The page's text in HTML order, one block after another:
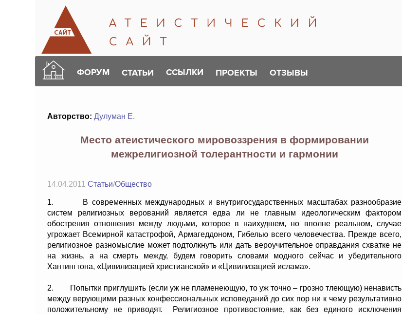
ФОРУМ СТАТЬИ ССЫЛКИ ПРОЕКТЫ ОТЗЫВЫ
Авторство: Дулуман Е.
Место атеистического мировоззрения в формировании
межрелигиозной толерантности и гармонии
14.04.2011 Статьи/Общество
1. В современных международных и внутригосударственных масштабах разнообразие
систем религиозных верований является едва ли не главным идеологическим фактором
обострения отношения между людьми, которое в наихудшем, но вполне реальном, случае
угрожает Всемирной катастрофой, Армагеддоном, Гибелью всего человечества. Прежде всего,
религиозное разномыслие может подтолкнуть или дать вероучительное оправдания схватке не
на жизнь, а на смерть между, будем говорить словами модного сейчас и убедительного
Хантингтона, «Цивилизацией христианской» и «Цивилизацией ислама».
2. Попытки приглушить (если уж не пламенеющую, то уж точно – грозно тлеющую) ненависть
между верующими разных конфессиональных исповеданий до сих пор ни к чему результативно
положительному не приводят. Религиозное противостояние, как без единого исключения